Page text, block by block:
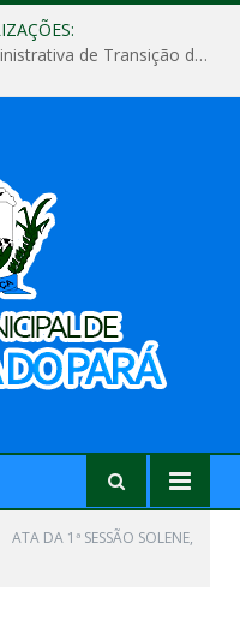
Relatório Final da Comisssão Administrativa de Transição de Mandato do Poder Legislativo do Município de Concórdia do Pará
ATA DA 1ª SESSÃO SOLENE,